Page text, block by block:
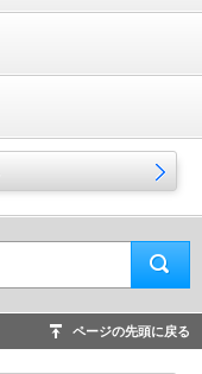
ページの先頭に戻る